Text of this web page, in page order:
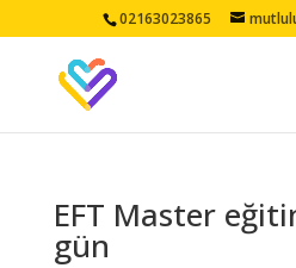
02163023865
EFT Master
gün